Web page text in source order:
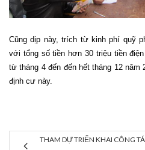
Cũng dịp này, trích từ kinh phí quỹ
với tổng số tiền hơn 30 triệu tiền
từ tháng 4 đến đến hết tháng 12 năm
định cư này.
THAM DỰ TRIỂN KHAI CÔNG